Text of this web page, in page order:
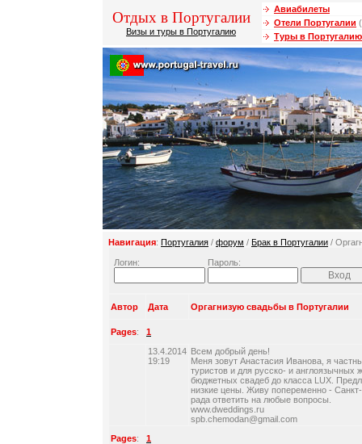
Отдых в Португалии
Визы и туры в Португалию
Авиабилеты
Отели Португалии
Туры в Португалию
Навигация: Португалия / форум / Брак в Португалии /
Логин: Пароль:
Автор Дата Оргагнизую свадьбы в Португалии
Pages: 1
13.4.2014
19:19
Всем добрый день!
Меня зовут Анастасия Иванова, я
туристов и для русско- и англоязычных
бюджетных свадеб до класса LUX.
низкие цены. Живу попеременно -
рада ответить на любые вопросы.
www.dweddings.ru
spb.chemodan@gmail.com
Pages: 1